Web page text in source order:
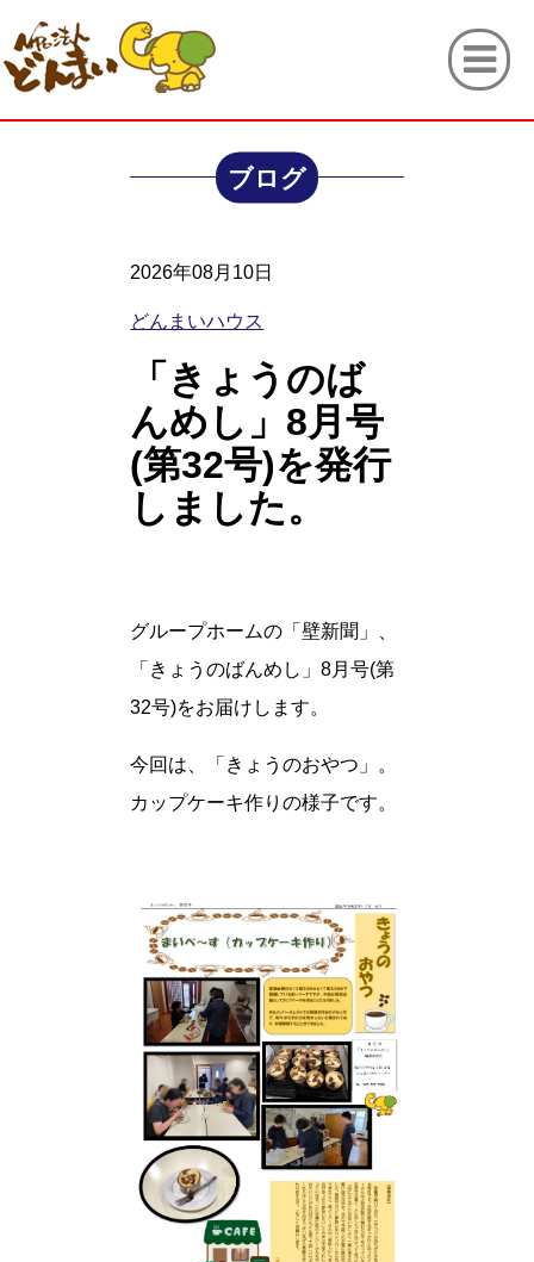
ブログ
2026年08月10日
どんまいハウス
「きょうのば
んめし」8月号
(第32号)を発行
しました。
グループホームの「壁新聞」、
「きょうのばんめし」8月号(第
32号)をお届けします。
今回は、「きょうのおやつ」。
カップケーキ作りの様子です。